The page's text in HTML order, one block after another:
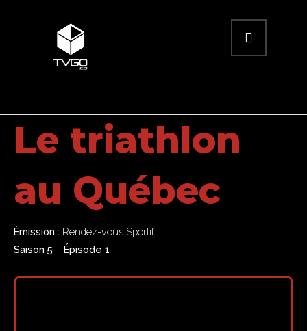
Le triathlon
au Québec
Émission : Rendez-vous Sportif
Saison 5 – Épisode 1